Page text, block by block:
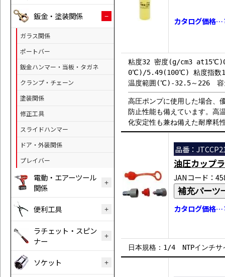
鈑金・塗装関係
ガラス関係
ポートバー
鈑金ハンマー・当板・タガネ
クランプ・チェーン
塗装関係
修正工具
スライドハンマー
ドア・外装関係
プレイバー
電動・エアーツール
関係
便利工具
ラチェット・スピン
ナー
ソケット
カタログ価格…
粘度32 密度(g/cm3
0℃)/5.49(100℃) 粘度指数
温度範囲(℃)-32.5～226 容
高圧ポンプに使用した場合、
防止性能も備えています。高
化安定性も兼ね備えた耐摩耗
品番：
油圧カッ
JANコード：
補充パーツ
カタログ価格
日本規格：1/4 NTPインチサ